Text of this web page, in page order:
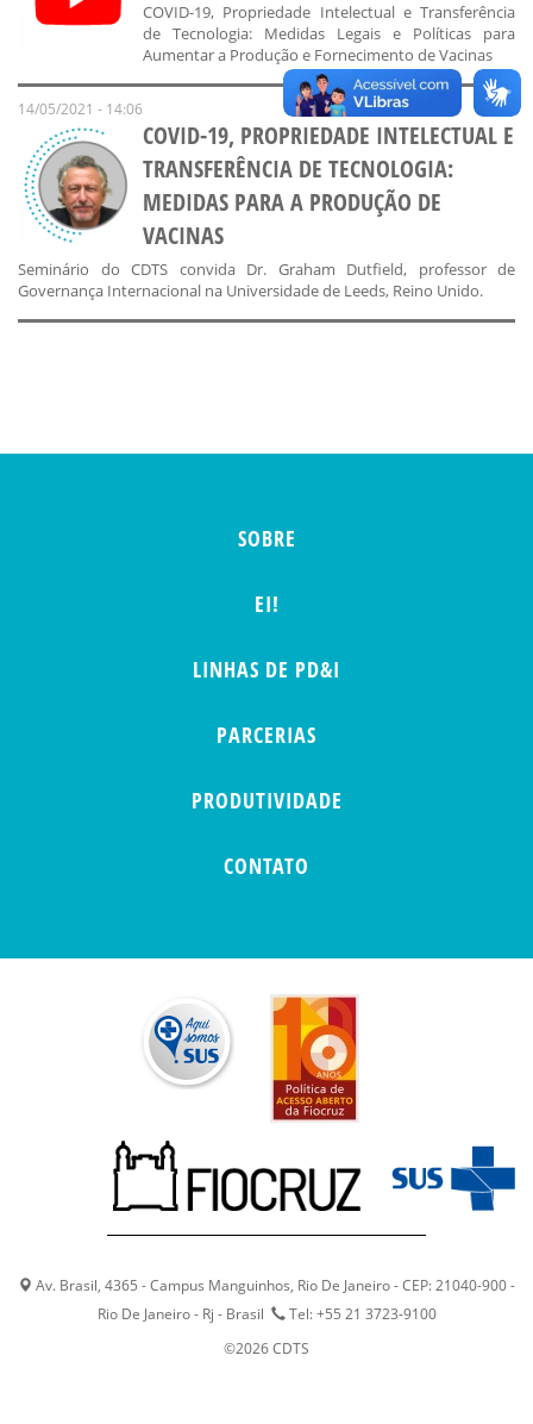
COVID-19, Propriedade Intelectual e Transferência
de Tecnologia: Medidas Legais e Políticas para
Aumentar a Produção e Fornecimento de Vacinas
14/05/2021 - 14:06
COVID-19, PROPRIEDADE INTELECTUAL E
TRANSFERÊNCIA DE TECNOLOGIA:
MEDIDAS PARA A PRODUÇÃO DE
VACINAS
Seminário do CDTS convida Dr. Graham Dutfield, professor de
Governança Internacional na Universidade de Leeds, Reino Unido.
SOBRE
EI!
LINHAS DE PD&I
PARCERIAS
PRODUTIVIDADE
CONTATO
Av. Brasil, 4365 - Campus Manguinhos, Rio De Janeiro - CEP: 21040-900 -
Rio De Janeiro - Rj - Brasil
Tel: +55 21 3723-9100
©2026 CDTS